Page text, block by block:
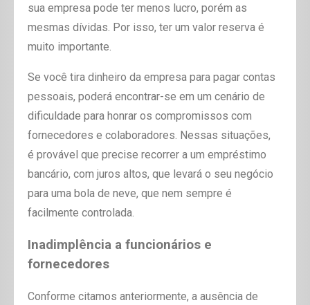
sua empresa pode ter menos lucro, porém as
mesmas dívidas. Por isso, ter um valor reserva é
muito importante.
Se você tira dinheiro da empresa para pagar contas
pessoais, poderá encontrar-se em um cenário de
dificuldade para honrar os compromissos com
fornecedores e colaboradores. Nessas situações,
é provável que precise recorrer a um empréstimo
bancário, com juros altos, que levará o seu negócio
para uma bola de neve, que nem sempre é
facilmente controlada.
Inadimplência a funcionários e
fornecedores
Conforme citamos anteriormente, a ausência de